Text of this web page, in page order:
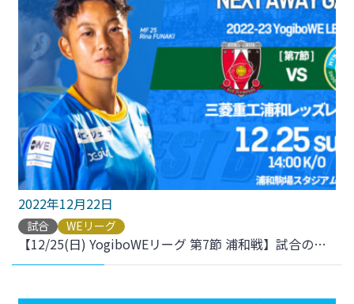
2022年12月22日
試合 WEリーグ
【12/25(日) YogiboWEリーグ 第7節 浦和戦】試合のご案内